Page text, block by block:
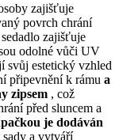
zajišťuje
povrch chrání
zajišťuje
odolné vůči UV
svůj estetický vzhled
připevnění k rámu a
zipsem , což
před sluncem a
je dodáván
a vytváří